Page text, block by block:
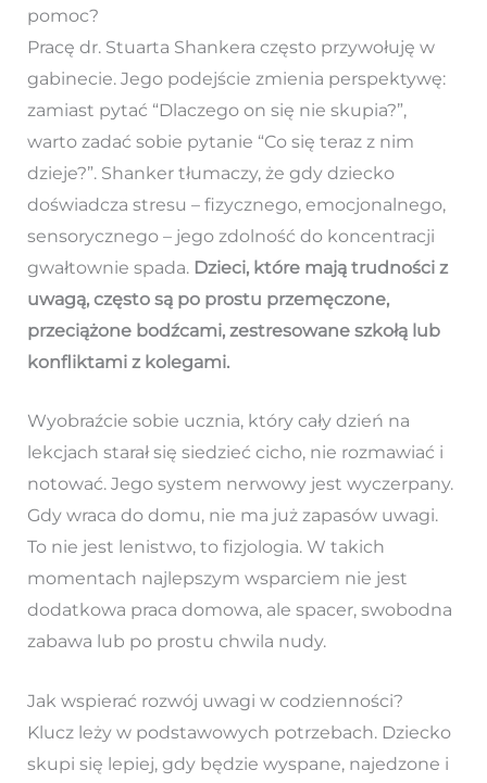
pomoc?
Pracę dr. Stuarta Shankera często przywołuję w
gabinecie. Jego podejście zmienia perspektywę:
zamiast pytać “Dlaczego on się nie skupia?”,
warto zadać sobie pytanie “Co się teraz z nim
dzieje?”. Shanker tłumaczy, że gdy dziecko
doświadcza stresu – fizycznego, emocjonalnego,
sensorycznego – jego zdolność do koncentracji
gwałtownie spada. Dzieci, które mają trudności z
uwagą, często są po prostu przemęczone,
przeciążone bodźcami, zestresowane szkołą lub
konfliktami z kolegami.
Wyobraźcie sobie ucznia, który cały dzień na
lekcjach starał się siedzieć cicho, nie rozmawiać i
notować. Jego system nerwowy jest wyczerpany.
Gdy wraca do domu, nie ma już zapasów uwagi.
To nie jest lenistwo, to fizjologia. W takich
momentach najlepszym wsparciem nie jest
dodatkowa praca domowa, ale spacer, swobodna
zabawa lub po prostu chwila nudy.
Jak wspierać rozwój uwagi w codzienności?
Klucz leży w podstawowych potrzebach. Dziecko
skupi się lepiej, gdy będzie wyspane, najedzone i